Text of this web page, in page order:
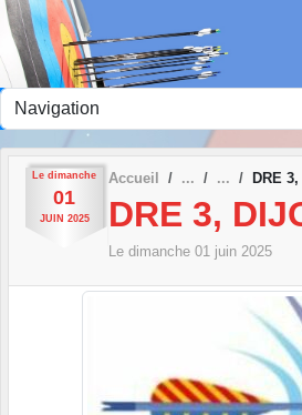
Le dimanche
01
JUIN 2025
Accueil DRE
DRE 3,
Le dimanche 01 juin 2025
Panneau de gestion des cookies